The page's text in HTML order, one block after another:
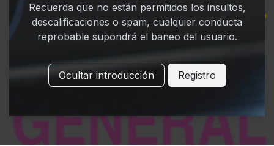
Recuerda que no están permitidos los insultos,
descalificaciones o spam, cualquier conducta
reprobable supondrá el baneo del usuario.
Ocultar introducción Registro